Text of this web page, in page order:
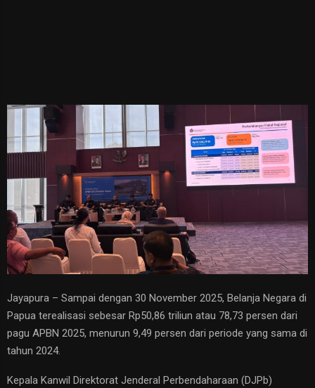
Jayapura – Sampai dengan 30 November 2025, Belanja Negara di
Papua terealisasi sebesar Rp50,86 triliun atau 78,73 persen dari
pagu APBN 2025, menurun 9,49 persen dari periode yang sama di
tahun 2024.
Kepala Kanwil Direktorat Jenderal Perbendaharaan (DJPb)